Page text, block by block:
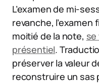
L’examen de mi-
revanche, l’examen
moitié de la note,
présentiel.
préserver la valeur
reconstruire un sas